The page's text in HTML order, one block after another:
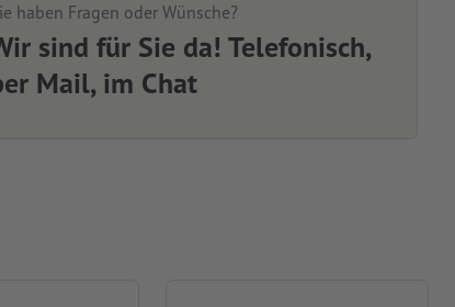
haben Fragen oder Wünsche?
sind für Sie da! Telefonisch,
Mail, im Chat